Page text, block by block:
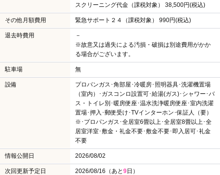
スクリーニング代金（課税対象） 38,500円(税込)
その他月額費用 緊急サポート２４（課税対象） 990円(税込)
退去時費用
－
※故意又は過失による汚損・破損は別途費用がかか
る場合がございます。
駐車場 無
設備
プロパンガス･角部屋･冷暖房･照明器具･洗濯機置場
（室内）･ガスコンロ設置可･給湯(ガス)･シャワー･バ
ス・トイレ別･暖房便座･温水洗浄暖房便座･室内洗濯
置場･押入･郵便受け･TVインターホン･保証人（要）
※･プロパンガス･全居室6畳以上･全居室8畳以上･全
居室洋室･敷金・礼金不要･敷金不要･即入居可･礼金
不要
情報公開日 2026/08/02
次回更新予定日 2026/08/16（あと9日）